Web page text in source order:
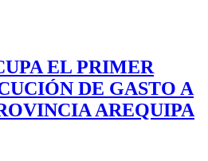
EL PRIMER
DE GASTO A
AREQUIPA